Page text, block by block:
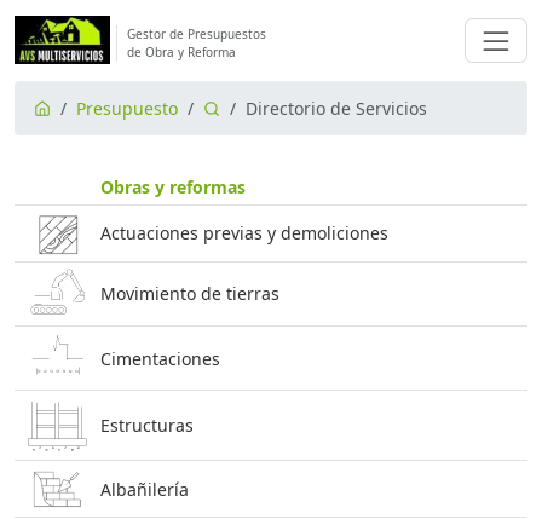
Gestor de Presupuestos
de Obra y Reforma
Presupuesto Directorio de Servicios
Obras y reformas
Actuaciones previas y demoliciones
Movimiento de tierras
Cimentaciones
Estructuras
Albañilería